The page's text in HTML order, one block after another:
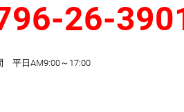
26-
平日AM9:00～17:00